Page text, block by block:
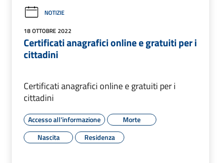
NOTIZIE
18 OTTOBRE 2022
Certificati anagrafici online e gratuiti per i
cittadini
Certificati anagrafici online e gratuiti per i
cittadini
Accesso all'informazione
Morte
Nascita
Residenza